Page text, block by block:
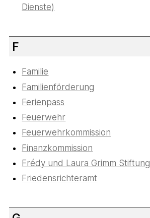
Dienste)
F
Familie
Familienförderung
Ferienpass
Feuerwehr
Feuerwehrkommission
Finanzkommission
Frédy und Laura Grimm Stiftung
Friedensrichteramt